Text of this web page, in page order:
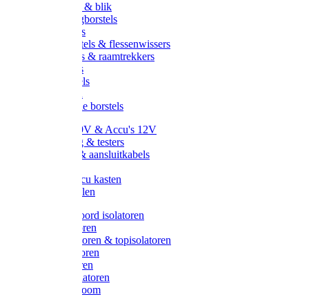
Handveger & blik
Voetenveegborstels
Handvegers
Afwasborstels & flessenwissers
Wasborstels & raamtrekkers
Tonborstels
Werkborstels
Hygienische borstels
Batterijen 9V & Accu's 12V
Beveiliging & testers
Kabelsets & aansluitkabels
Metalen accu kasten
Zonnepanelen
Draad & koord isolatoren
Ringisolatoren
Extra isolatoren & topisolatoren
Hoekisolatoren
Lintisolatoren
Afstandisolatoren
Isolatorenboom